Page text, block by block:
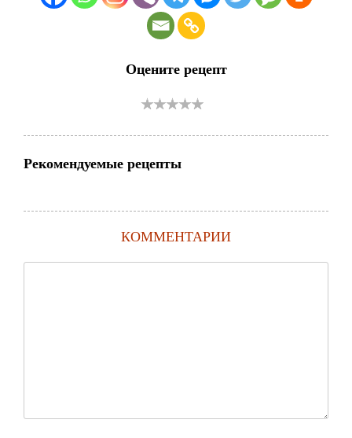
Оцените рецепт
Рекомендуемые рецепты
КОММЕНТАРИИ